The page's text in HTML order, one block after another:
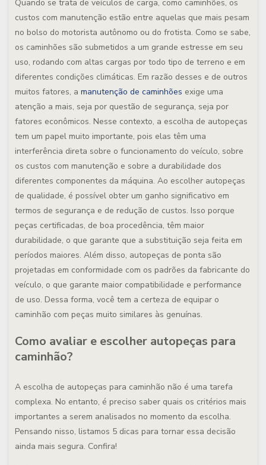
Quando se trata de veículos de carga, como caminhões, os
custos com manutenção estão entre aquelas que mais pesam
no bolso do motorista autônomo ou do frotista. Como se sabe,
os caminhões são submetidos a um grande estresse em seu
uso, rodando com altas cargas por todo tipo de terreno e em
diferentes condições climáticas. Em razão desses e de outros
muitos fatores, a manutenção de caminhões exige uma
atenção a mais, seja por questão de segurança, seja por
fatores econômicos. Nesse contexto, a escolha de autopeças
tem um papel muito importante, pois elas têm uma
interferência direta sobre o funcionamento do veículo, sobre
os custos com manutenção e sobre a durabilidade dos
diferentes componentes da máquina. Ao escolher autopeças
de qualidade, é possível obter um ganho significativo em
termos de segurança e de redução de custos. Isso porque
peças certificadas, de boa procedência, têm maior
durabilidade, o que garante que a substituição seja feita em
períodos maiores. Além disso, autopeças de ponta são
projetadas em conformidade com os padrões da fabricante do
veículo, o que garante maior compatibilidade e performance
de uso. Dessa forma, você tem a certeza de equipar o
caminhão com peças muito similares às genuínas.
Como avaliar e escolher autopeças para
caminhão?
A escolha de autopeças para caminhão não é uma tarefa
complexa. No entanto, é preciso saber quais os critérios mais
importantes a serem analisados no momento da escolha.
Pensando nisso, listamos 5 dicas para tornar essa decisão
ainda mais segura. Confira!